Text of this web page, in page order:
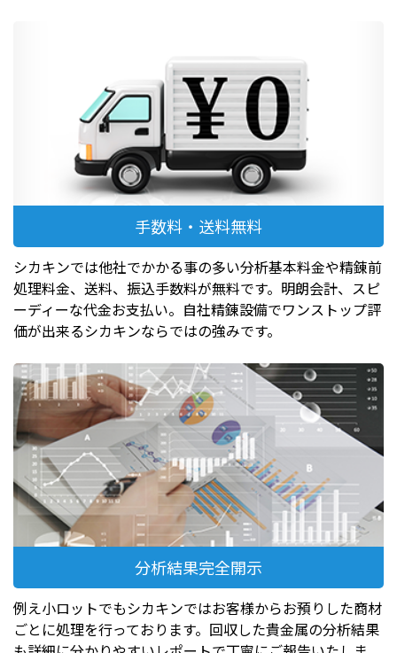
手数料・送料無料
シカキンでは他社でかかる事の多い分析基本料金や精錬前
処理料金、送料、振込手数料が無料です。明朗会計、スピ
ーディーな代金お支払い。自社精錬設備でワンストップ評
価が出来るシカキンならではの強みです。
分析結果完全開示
例え小ロットでもシカキンではお客様からお預りした商材
ごとに処理を行っております。回収した貴金属の分析結果